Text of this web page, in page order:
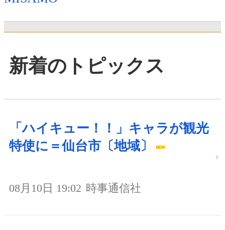
新着のトピックス
「ハイキュー！！」キャラが観光
特使に＝仙台市〔地域〕
08月10日 19:02 時事通信社